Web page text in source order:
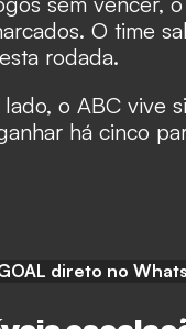
O time
rodada.
o ABC vive
há cinco
direto no